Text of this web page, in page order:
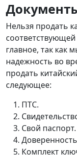
Нельзя продать
главное, так как
надежность во
продать
следующее:
ПТС.
Свой паспорт.
Комплект